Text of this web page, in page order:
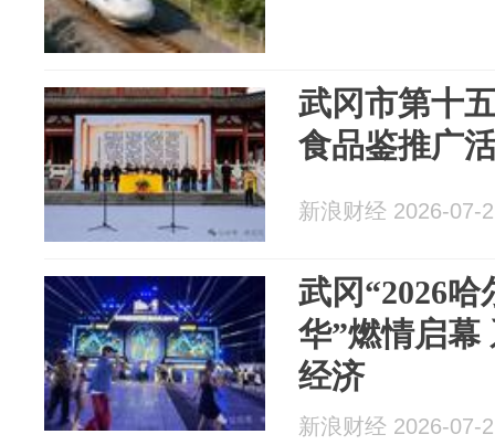
武冈市第十
食品鉴推广
新浪财经 2026-07-
武冈“2026
华”燃情启幕
经济
新浪财经 2026-07-